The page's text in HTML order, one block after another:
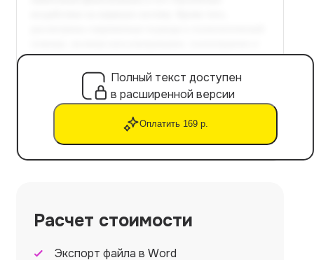
Полный текст доступен
в расширенной версии
Оплатить 169 р.
Расчет стоимости
Экспорт файла в Word